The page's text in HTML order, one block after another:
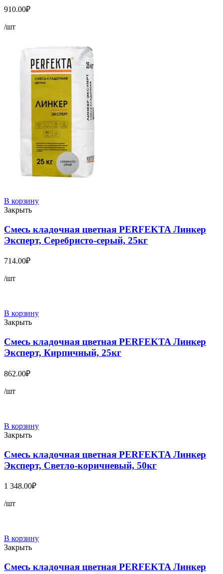
910.00₽
/шт
В корзину
Закрыть
Смесь кладочная цветная PERFEKTA Линкер
Эксперт, Серебристо-серый, 25кг
714.00₽
/шт
В корзину
Закрыть
Смесь кладочная цветная PERFEKTA Линкер
Эксперт, Кирпичный, 25кг
862.00₽
/шт
В корзину
Закрыть
Смесь кладочная цветная PERFEKTA Линкер
Эксперт, Светло-коричневый, 50кг
1 348.00₽
/шт
В корзину
Закрыть
Смесь кладочная цветная PERFEKTA Линкер